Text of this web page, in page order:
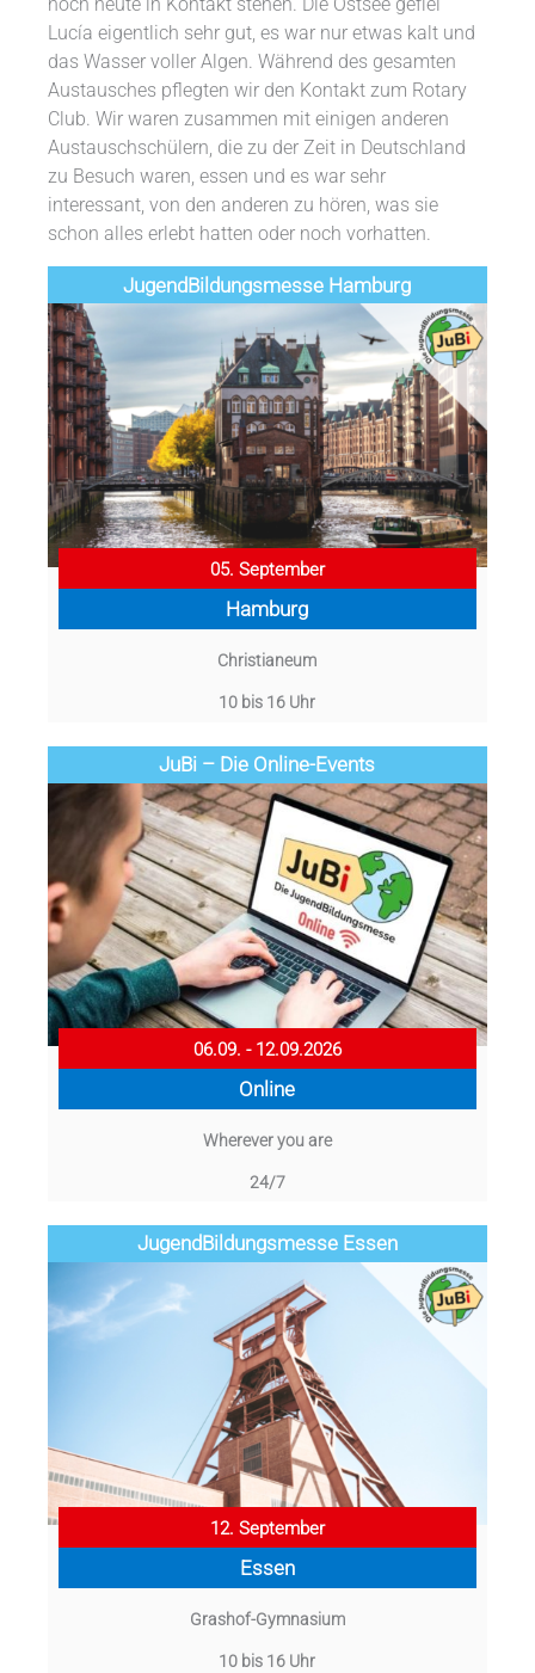
noch heute in Kontakt stehen. Die Ostsee gefiel
Lucía eigentlich sehr gut, es war nur etwas kalt und
das Wasser voller Algen. Während des gesamten
Austausches pflegten wir den Kontakt zum Rotary
Club. Wir waren zusammen mit einigen anderen
Austauschschülern, die zu der Zeit in Deutschland
zu Besuch waren, essen und es war sehr
interessant, von den anderen zu hören, was sie
schon alles erlebt hatten oder noch vorhatten.
Jugend­­­­­Bildungsmess­e Hamburg
05. September
Hamburg
Christianeum
10 bis 16 Uhr
JuBi – Die Online-Events
06.09. - 12.09.2026
Online
Wherever you are
24/7
Jugend­­­­­Bildungsmess­e Essen
12. September
Essen
Grashof-Gymnasium
10 bis 16 Uhr